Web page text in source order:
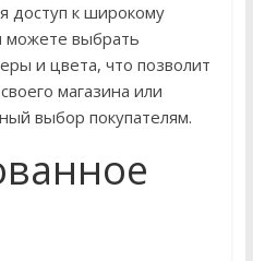
доступ к широкому
можете выбрать
и цвета, что позволит
магазина или
выбор покупателям.